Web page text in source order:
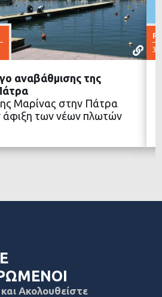
ΠΕΡΙΣΣΟΤΕΡΑ
αναβάθμισης της
Μαρίνας στην Πάτρα
άφιξη των νέων πλωτών
30
Ακολουθείστε